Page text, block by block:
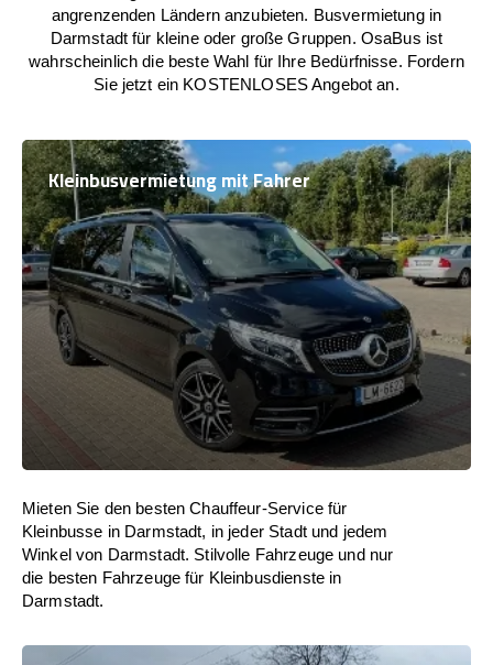
angrenzenden Ländern anzubieten. Busvermietung in
Darmstadt für kleine oder große Gruppen. OsaBus ist
wahrscheinlich die beste Wahl für Ihre Bedürfnisse. Fordern
Sie jetzt ein KOSTENLOSES Angebot an.
Kleinbusvermietung mit Fahrer
Mieten Sie den besten Chauffeur-Service für
Kleinbusse in Darmstadt, in jeder Stadt und jedem
Winkel von Darmstadt. Stilvolle Fahrzeuge und nur
die besten Fahrzeuge für Kleinbusdienste in
Darmstadt.